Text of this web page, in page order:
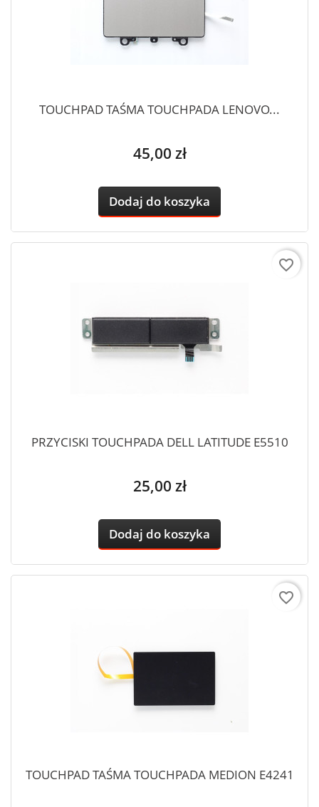
TOUCHPAD TAŚMA TOUCHPADA LENOVO...
Cena
45,00 zł
Dodaj do koszyka
PRZYCISKI TOUCHPADA DELL LATITUDE E5510
Cena
25,00 zł
Dodaj do koszyka
favorite_border
TOUCHPAD TAŚMA TOUCHPADA MEDION E4241
favorite_border